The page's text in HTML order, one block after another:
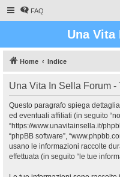
FAQ
Una Vita
Home Indice
Una Vita In Sella Forum
Questo paragrafo spiega
ed eventuali affiliati (in seguito
“https://www.unavitainsella.it/
“phpBB software”,
usano le informazioni raccolte
effettuata (in seguito “le tue